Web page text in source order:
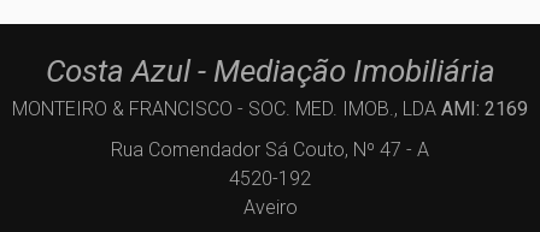
Costa Azul - Mediação Imobiliária
MONTEIRO & FRANCISCO - SOC. MED. IMOB., LDA AMI: 2169
Rua Comendador Sá Couto, Nº 47 - A
4520-192
Aveiro